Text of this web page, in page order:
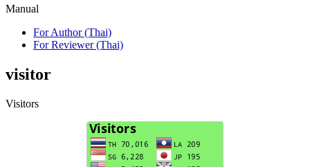
Manual
For Author (Thai)
For Reviewer (Thai)
visitor
Visitors